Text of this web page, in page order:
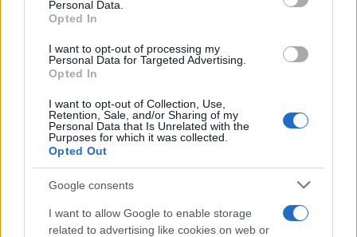
Personal Data.
Opted In
I want to opt-out of processing my
Personal Data for Targeted Advertising.
Opted In
I want to opt-out of Collection, Use,
Retention, Sale, and/or Sharing of my
Personal Data that Is Unrelated with the
Purposes for which it was collected.
Opted Out
Google consents
I want to allow Google to enable storage
related to advertising like cookies on web or